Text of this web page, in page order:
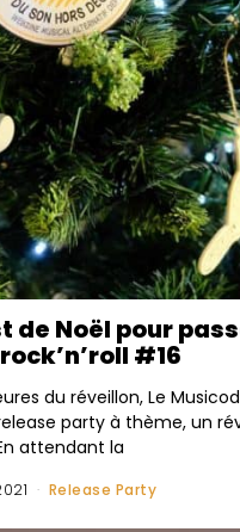
de Noël pour
#16
du réveillon, Le
party à thème, un
En attendant la
Release Party